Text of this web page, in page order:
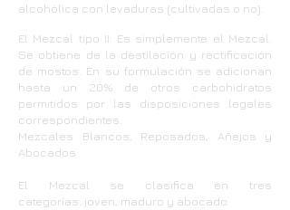
alcohólica con levaduras (cultivadas o no).
El Mezcal tipo II: Es simplemente el Mezcal.
Se obtiene de la destilación y rectificación
de mostos. En su formulación se adicionan
hasta un 20% de otros carbohidratos
permitidos por las disposiciones legales
correspondientes.
Mezcales Blancos, Reposados, Añejos y
Abocados
El Mezcal se clasifica en tres
categorías: joven, maduro y abocado.